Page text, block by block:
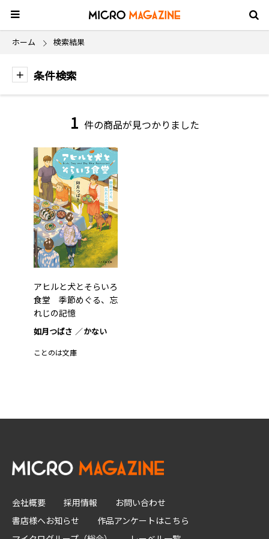
ホーム 検索結果
条件検索
1 件の商品が見つかりました
アヒルと犬とそらいろ
食堂 季節めぐる、忘
れじの記憶
如月つばさ かない
ことのは文庫
会社概要 採用情報
お問い合わせ
書店様へお知らせ
作品アンケートはこちら